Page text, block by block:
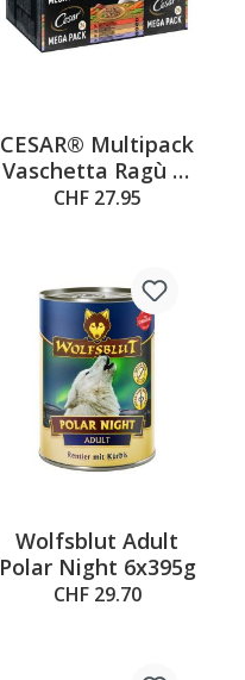
CESAR® Multipack
Vaschetta Ragù di
Campagna 4
CHF 27.95
Wolfsblut Adult
Polar Night 6x395g
CHF 29.70